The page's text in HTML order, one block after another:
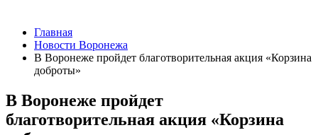
Главная
Новости Воронежа
В Воронеже пройдет благотворительная акция «Корзина
доброты»
В Воронеже пройдет
благотворительная акция «Корзина